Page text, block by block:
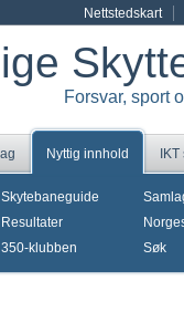
Nettstedskart
Forsvar, sport
Nyttig innhold
Skytebaneguide
Resultater
350-klubben
Søk